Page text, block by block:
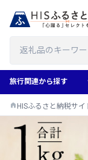
旅行関連から探す
HISふるさと納税サイ